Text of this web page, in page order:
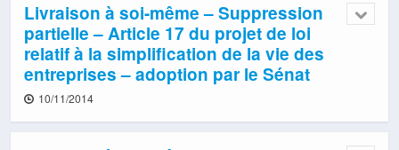
Livraison à soi-même – Suppression
partielle – Article 17 du projet de loi
relatif à la simplification de la vie des
entreprises – adoption par le Sénat
10/11/2014